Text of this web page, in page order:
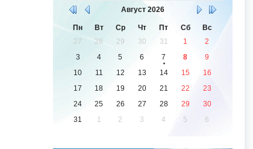
Август 2026
Пн Вт Ср Чт Пт Сб
Вс
27
28 29 30 31 1
2
3
4 5 6 7 8
9
10
11 12 13 14 15
16
17
18 19 20 21 22
23
24
25 26 27 28 29
30
31
1 2 3 4 5 6